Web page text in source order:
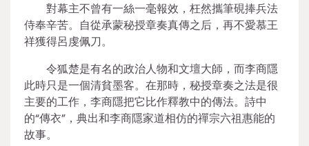
對幕主不曾有一絲一毫報效，枉然攜筆硯捧兵法
侍奉辛苦。自從承蒙秘授章奏真傳之后，再不愛慕王
祥獲得呂虔佩刀。
令狐楚是有名的政治人物和文壇大師，而李商隱
此時只是一個清貧墨客。在那時，秘授章奏之法是很
主要的工作，李商隱把它比作釋教中的傳法。詩中
的“傳衣”，典出和李商隱家道相仿的禪宗六祖惠能的
故事。